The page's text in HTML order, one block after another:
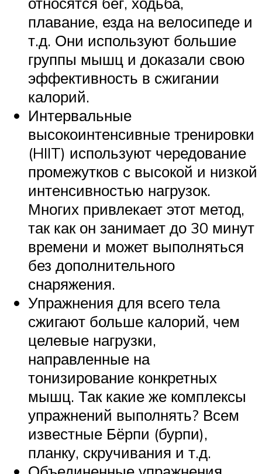
плавание, езда на велосипеде и
т.д. Они используют большие
группы мышц и доказали свою
эффективность в сжигании
калорий.
Интервальные
высокоинтенсивные тренировки
(HIIT) используют чередование
промежутков с высокой и низкой
интенсивностью нагрузок.
Многих привлекает этот метод,
так как он занимает до 30 минут
времени и может выполняться
без дополнительного
снаряжения.
Упражнения для всего тела
сжигают больше калорий, чем
целевые нагрузки,
направленные на
тонизирование конкретных
мышц. Так какие же комплексы
упражнений выполнять? Всем
известные Бёрпи (бурпи),
планку, скручивания и т.д.